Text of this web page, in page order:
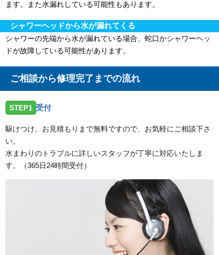
ます。また水漏れしている可能性もあります。
シャワーヘッドから水が漏れてくる
シャワーの先端から水が漏れている場合、蛇口かシャワーヘッ
ドが故障している可能性があります。
ご相談から修理完了までの流れ
STEP1 受付
駆けつけ、お見積もりまで無料ですので、お気軽にご相談下さ
い。
水まわりのトラブルに詳しいスタッフが丁寧に対応いたしま
す。（365日24時間受付）